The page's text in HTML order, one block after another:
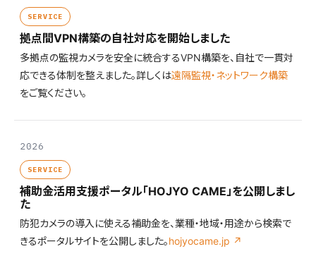
SERVICE
拠点間VPN構築の自社対応を開始しました
多拠点の監視カメラを安全に統合するVPN構築を、自社で一貫対
応できる体制を整えました。詳しくは遠隔監視・ネットワーク構築
をご覧ください。
2026
SERVICE
補助金活用支援ポータル「HOJYO CAME」を公開しまし
た
防犯カメラの導入に使える補助金を、業種・地域・用途から検索で
きるポータルサイトを公開しました。hojyocame.jp ↗